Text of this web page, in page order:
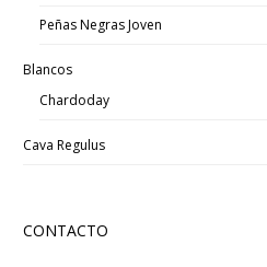
Peñas Negras Joven
Blancos
Chardoday
Cava Regulus
CONTACTO